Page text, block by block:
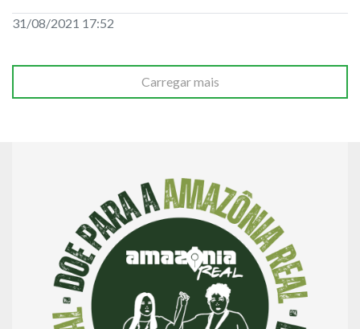
31/08/2021 17:52
Carregar mais